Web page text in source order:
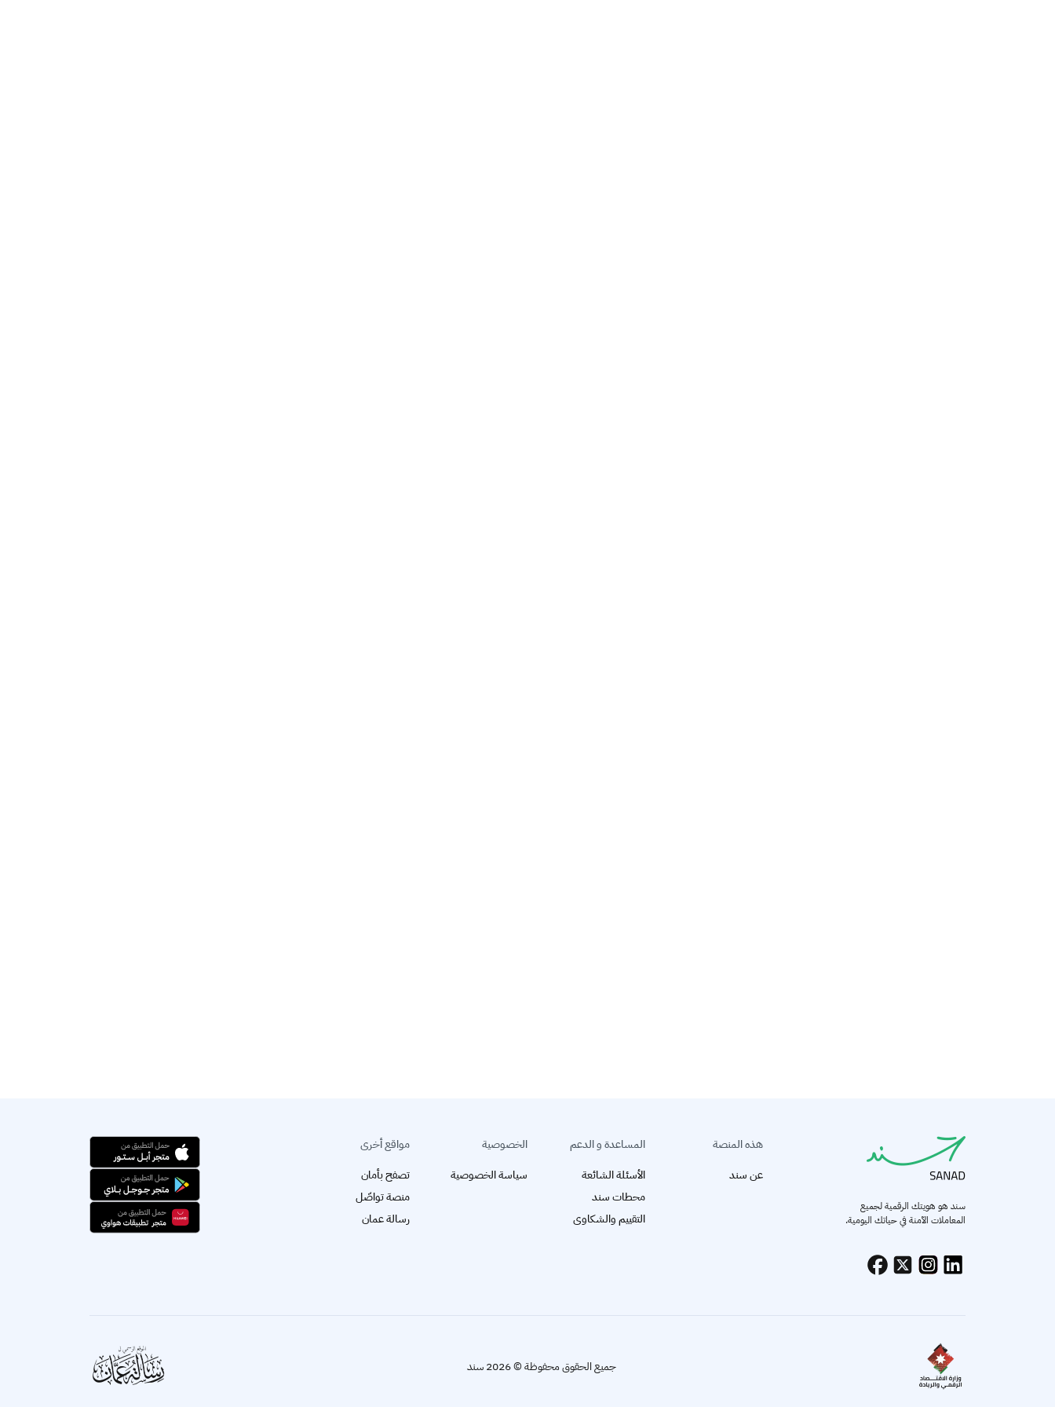
سند هو هويتك الرقمية لجميع
المعاملات الآمنة في حياتك اليومية.
هذه المنصة
عن سند
المساعدة و الدعم
الأسئلة الشائعة
محطات سند
التقييم والشكاوى
الخصوصية
سياسة الخصوصية
مواقع أخرى
تصفح بأمان
منصة تواصّل
رسالة عمان
جميع الحقوق محفوظة © 2026 سند